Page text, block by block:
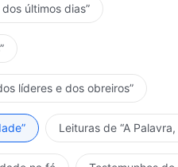
últimos dias”
líderes e dos obreiros”
Leituras de “A